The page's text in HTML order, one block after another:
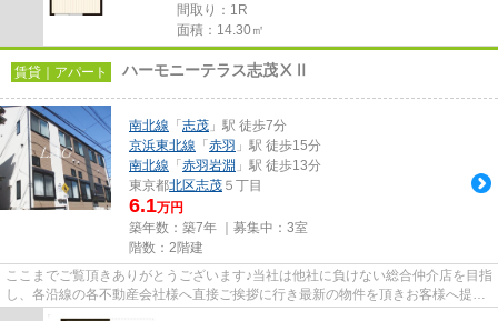
間取り：1R
面積：14.30㎡
賃貸｜アパート ハーモニーテラス志茂ⅩⅡ
南北線 「 志茂 」駅 徒歩7分
京浜東北線 「 赤羽 」駅 徒歩15分
南北線 「 赤羽岩淵 」駅 徒歩13分
東京都北区志茂 ５丁目
6.1万円
築年数：築7年 ｜募集中： 3室
階数：2階建
ここまでご覧頂きありがとうございます♪当社は他社に負けない総合仲介店を目指
し、各沿線の各不動産会社様へ直接ご挨拶に行き最新の物件を頂きお客様へ提供